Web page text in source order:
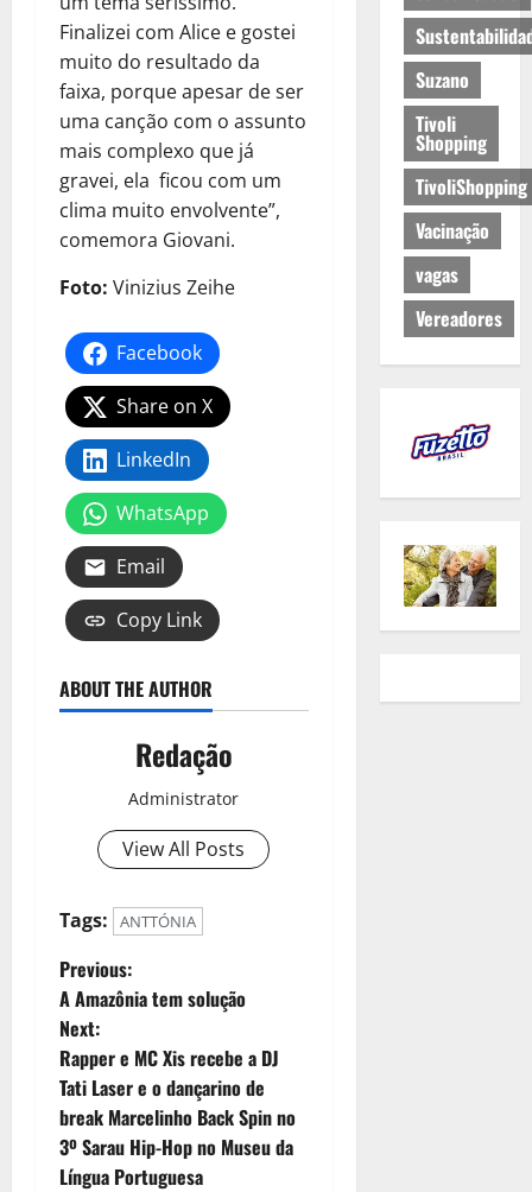
Finalizei com Alice e gostei
muito do resultado da
faixa, porque apesar de ser
uma canção com o assunto
mais complexo que já
gravei, ela ficou com um
clima muito envolvente”,
comemora Giovani.
Foto: Vinizius Zeihe
Facebook
Share on X
LinkedIn
WhatsApp
Email
Copy Link
ABOUT THE AUTHOR
Redação
Administrator
View All Posts
Tags: ANTTÓNIA
Previous:
A Amazônia tem solução
Next:
Rapper e MC Xis recebe a DJ
Tati Laser e o dançarino de
break Marcelinho Back Spin no
3º Sarau Hip-Hop no Museu da
Língua Portuguesa
Suzano
Tivoli
Shopping
TivoliShopping
Vacinação
vagas
Vereadores